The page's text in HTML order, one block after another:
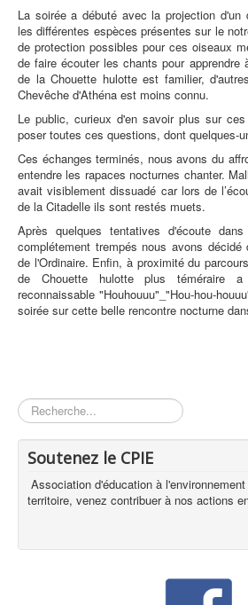
La soirée a débuté avec la projection d'un
les différentes espèces présentes sur le
de protection possibles pour ces oiseaux
de faire écouter les chants pour
de la Chouette hulotte est familier,
Chevêche d'Athéna est moins connu.
Le public, curieux d'en savoir plus sur
poser toutes ces questions, dont quelques-
Ces échanges terminés, nous avons du
entendre les rapaces nocturnes chanter.
avait visiblement dissuadé car lors de
de la Citadelle ils sont restés muets.
Après quelques tentatives d'écoute
complétement trempés nous avons
de l'Ordinaire. Enfin, à proximité du
de Chouette hulotte plus téméraire
reconnaissable "Houhouuu"_"Hou-hou-
soirée sur cette belle rencontre nocturne
Rechercher
Soutenez le CPIE
Association d'éducation à
territoire, venez contribuer à nos actions